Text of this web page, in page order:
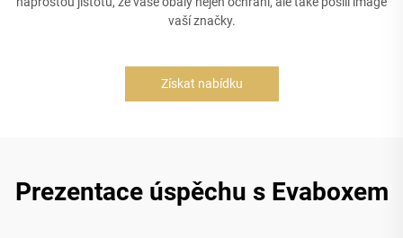
vaší značky.
Získat nabídku
Prezentace úspěchu s Evaboxem